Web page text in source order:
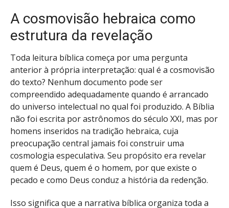
A cosmovisão hebraica como
estrutura da revelação
Toda leitura bíblica começa por uma pergunta
anterior à própria interpretação: qual é a cosmovisão
do texto? Nenhum documento pode ser
compreendido adequadamente quando é arrancado
do universo intelectual no qual foi produzido. A Bíblia
não foi escrita por astrônomos do século XXI, mas por
homens inseridos na tradição hebraica, cuja
preocupação central jamais foi construir uma
cosmologia especulativa. Seu propósito era revelar
quem é Deus, quem é o homem, por que existe o
pecado e como Deus conduz a história da redenção.
Isso significa que a narrativa bíblica organiza toda a